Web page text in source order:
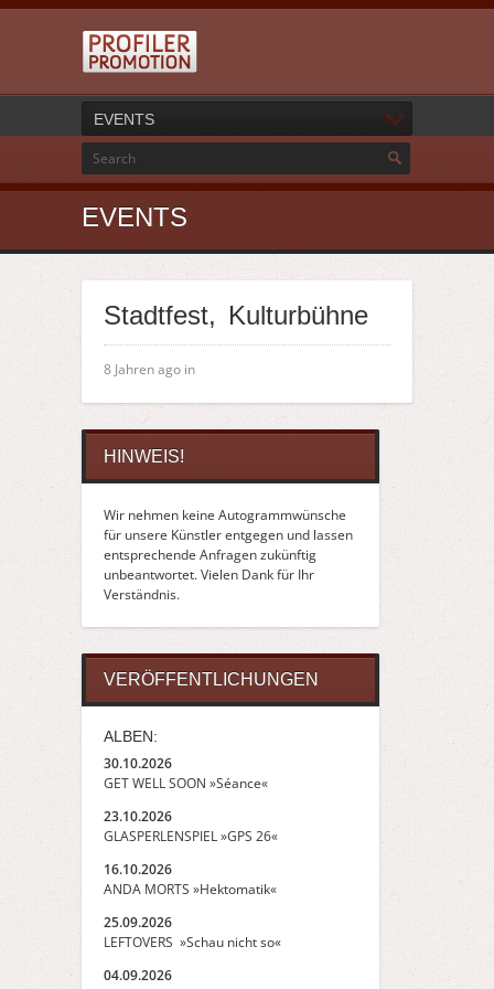
EVENTS
EVENTS
Stadtfest, Kulturbühne
8 Jahren ago in
HINWEIS!
Wir nehmen keine Autogrammwünsche
für unsere Künstler entgegen und lassen
entsprechende Anfragen zukünftig
unbeantwortet. Vielen Dank für Ihr
Verständnis.
VERÖFFENTLICHUNGEN
ALBEN:
30.10.2026
GET WELL SOON »Séance«
23.10.2026
GLASPERLENSPIEL »GPS 26«
16.10.2026
ANDA MORTS »Hektomatik«
25.09.2026
LEFTOVERS »Schau nicht so«
04.09.2026